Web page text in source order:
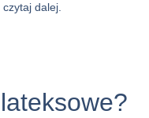
dalej.